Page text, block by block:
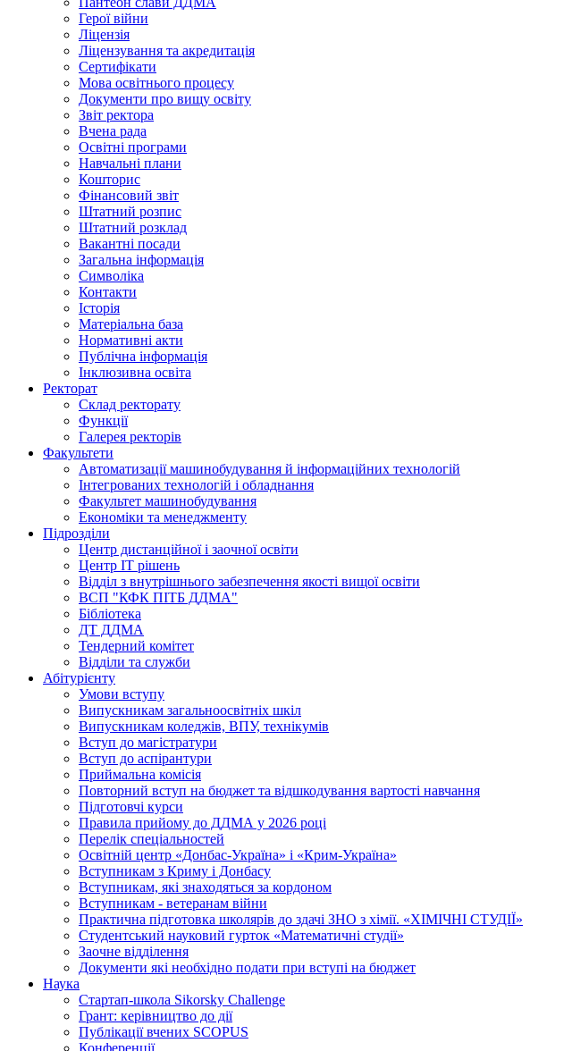
Герої війни
Ліцензія
Ліцензування та акредитація
Сертифікати
Мова освітнього процесу
Документи про вищу освіту
Звіт ректора
Вчена рада
Освітні програми
Навчальні плани
Кошторис
Фінансовий звіт
Штатний розпис
Штатний розклад
Вакантні посади
Загальна інформація
Символіка
Контакти
Історія
Матеріальна база
Нормативні акти
Публічна інформація
Інклюзивна освіта
Ректорат
Склад ректорату
Функції
Галерея ректорів
Факультети
Автоматизації машинобудування й інформаційних технологій
Інтегрованих технологій і обладнання
Факультет машинобудування
Економіки та менеджменту
Підрозділи
Центр дистанційної і заочної освіти
Центр ІТ рішень
Відділ з внутрішнього забезпечення якості вищої освіти
ВСП "КФК ПІТБ ДДМА"
Бібліотека
ДТ ДДМА
Тендерний комітет
Відділи та служби
Абітурієнту
Умови вступу
Випускникам загальноосвітніх шкіл
Випускникам коледжів, ВПУ, технікумів
Вступ до магістратури
Вступ до аспірантури
Приймальна комісія
Повторний вступ на бюджет та відшкодування вартості навчання
Підготовчі курси
Правила прийому до ДДМА у 2026 році
Перелік спеціальностей
Освітній центр «Донбас-Україна» і «Крим-Україна»
Вступникам з Криму і Донбасу
Вступникам, які знаходяться за кордоном
Вступникам - ветеранам війни
Практична підготовка школярів до здачі ЗНО з хімії. «ХІМІЧНІ СТУДІЇ»
Студентський науковий гурток «Математичні студії»
Заочне відділення
Документи які необхідно подати при вступі на бюджет
Наука
Стартап-школа Sikorsky Challenge
Грант: керівництво до дії
Публікації вчених SCOPUS
Конференції